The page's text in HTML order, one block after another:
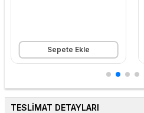
Sepete Ekle
TESLİMAT DETAYLARI